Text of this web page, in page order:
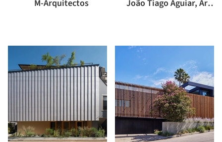
M-Arquitectos João Tiago Aguiar, Arquitectos